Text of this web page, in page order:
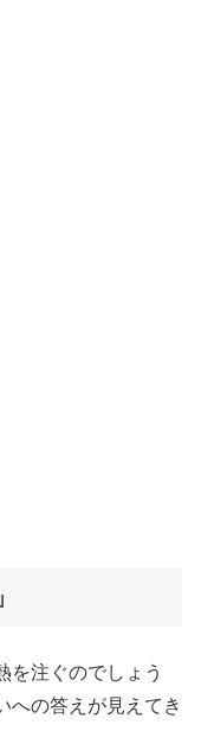
を注ぐのでしょう
への答えが見えてき